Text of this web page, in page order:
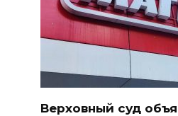
Верховный суд